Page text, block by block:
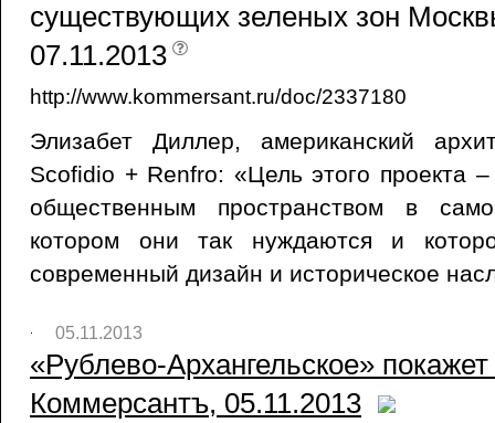
существующих зеленых зон
07.11.2013
http://www.kommersant.ru/doc/2337180
Элизабет Диллер, американский
Scofidio + Renfro: «Цель этого проекта –
общественным пространством в
котором они так нуждаются и
современный дизайн и историческое
05.11.2013
«Рублево-Архангельское» покажет
Коммерсантъ, 05.11.2013